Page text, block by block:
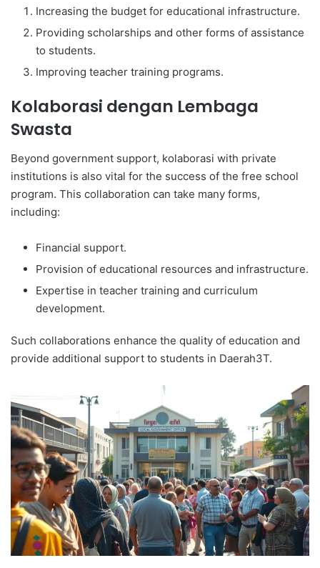
Increasing the budget for educational infrastructure.
Providing scholarships and other forms of assistance
to students.
Improving teacher training programs.
Kolaborasi dengan Lembaga
Swasta
Beyond government support, kolaborasi with private
institutions is also vital for the success of the free school
program. This collaboration can take many forms,
including:
Financial support.
Provision of educational resources and infrastructure.
Expertise in teacher training and curriculum
development.
Such collaborations enhance the quality of education and
provide additional support to students in Daerah3T.